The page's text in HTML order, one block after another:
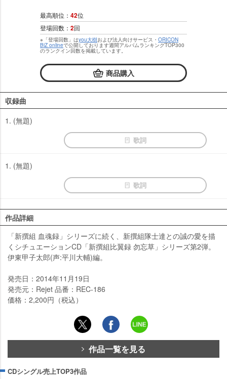
最高順位： 42位
登場回数： 2回
※「登場回数」はyou大樹および法人向けサービス・ ORICON
BiZ onlineで公開しております週間アルバムランキングTOP300
のランクイン回数を掲載しています。
商品購入
収録曲
1. (無題)
歌詞
1. (無題)
歌詞
作品詳細
「新撰組 血魂録」シリーズに続く、新撰組隊士達との誠の愛を描
くシチュエーションCD「新撰組比翼録 勿忘草」シリーズ第2弾。
伊東甲子太郎(声:平川大輔)編。
発売日：2014年11月19日
発売元：Rejet 品番：REC-186
価格：2,200円（税込）
作品一覧を見る
CDシングル売上TOP3作品